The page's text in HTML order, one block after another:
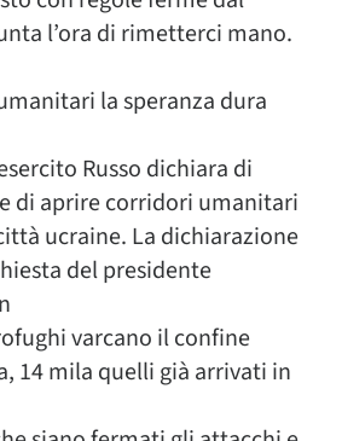
l’ora di rimetterci mano.
la speranza dura
Russo dichiara di
di aprire corridori umanitari
ucraine. La dichiarazione
del presidente
varcano il confine
14 mila quelli già arrivati in